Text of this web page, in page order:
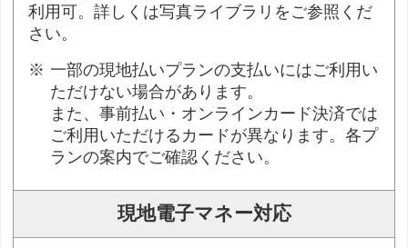
利用可。詳しくは写真ライブラリをご参照くだ
さい。
一部の現地払いプランの支払いにはご利用い
ただけない場合があります。
また、事前払い・オンラインカード決済では
ご利用いただけるカードが異なります。各プ
ランの案内でご確認ください。
現地電子マネー対応